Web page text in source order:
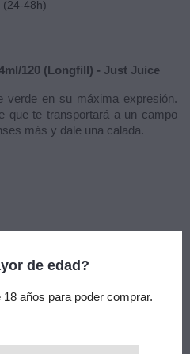
(24-48h)
120 (Longfill) - Just Juice
verde en su máxima expresión.
que te transportará a un campo
más y dale una calada.
de edad?
años para poder comprar.